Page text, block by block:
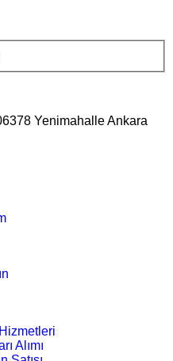
Yenimahalle Ankara
Alımı